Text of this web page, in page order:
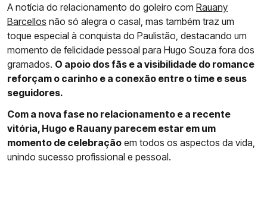
A notícia do relacionamento do goleiro com Rauany
Barcellos não só alegra o casal, mas também traz um
toque especial à conquista do Paulistão, destacando um
momento de felicidade pessoal para Hugo Souza fora dos
gramados. O apoio dos fãs e a visibilidade do romance
reforçam o carinho e a conexão entre o time e seus
seguidores.
Com a nova fase no relacionamento e a recente
vitória, Hugo e Rauany parecem estar em um
momento de celebração em todos os aspectos da vida,
unindo sucesso profissional e pessoal.